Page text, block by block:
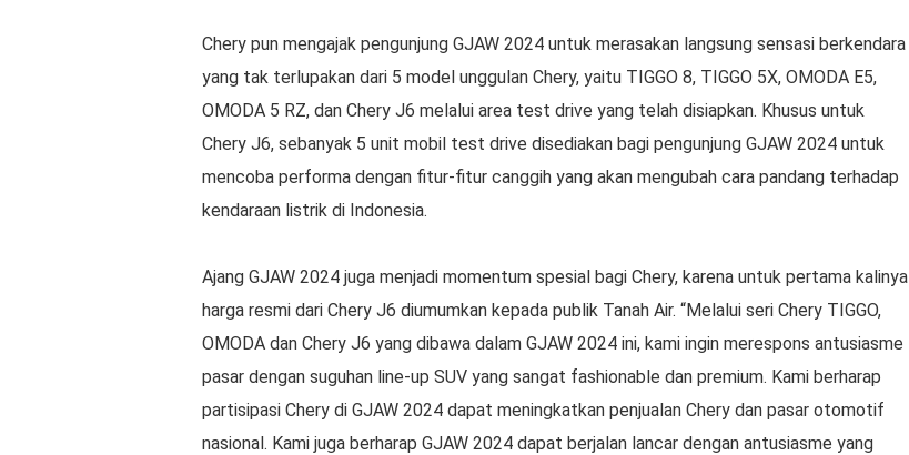
Chery pun mengajak pengunjung GJAW 2024 untuk merasakan langsung sensasi berkendara
yang tak terlupakan dari 5 model unggulan Chery, yaitu TIGGO 8, TIGGO 5X, OMODA E5,
OMODA 5 RZ, dan Chery J6 melalui area test drive yang telah disiapkan. Khusus untuk
Chery J6, sebanyak 5 unit mobil test drive disediakan bagi pengunjung GJAW 2024 untuk
mencoba performa dengan fitur-fitur canggih yang akan mengubah cara pandang terhadap
kendaraan listrik di Indonesia.
Ajang GJAW 2024 juga menjadi momentum spesial bagi Chery, karena untuk pertama kalinya
harga resmi dari Chery J6 diumumkan kepada publik Tanah Air. “Melalui seri Chery TIGGO,
OMODA dan Chery J6 yang dibawa dalam GJAW 2024 ini, kami ingin merespons antusiasme
pasar dengan suguhan line-up SUV yang sangat fashionable dan premium. Kami berharap
partisipasi Chery di GJAW 2024 dapat meningkatkan penjualan Chery dan pasar otomotif
nasional. Kami juga berharap GJAW 2024 dapat berjalan lancar dengan antusiasme yang